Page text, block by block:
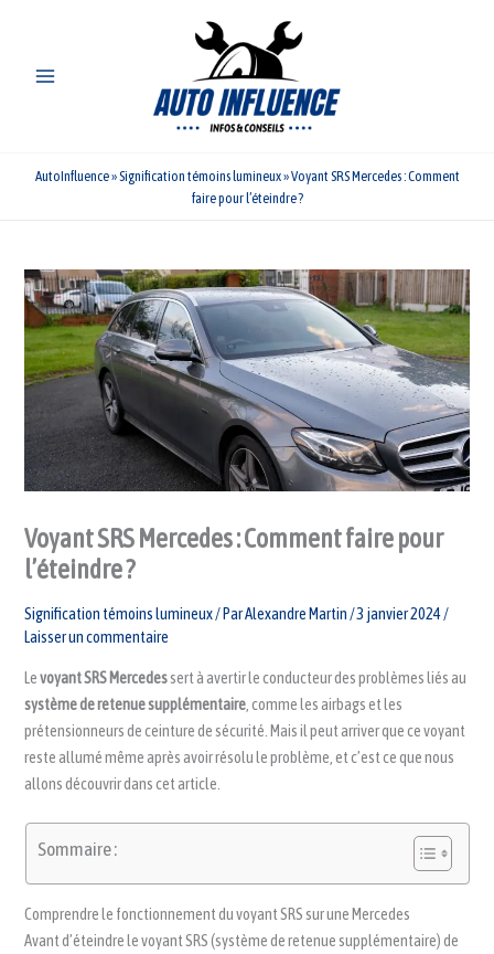
AutoInfluence»Signification témoins lumineux»Voyant SRS Mercedes : Comment
faire pour l’éteindre ?
Voyant SRS Mercedes : Comment faire pour
l’éteindre ?
Signification témoins lumineux/ ParAlexandre Martin /3 janvier 2024/
Laisser un commentaire
Levoyant SRS Mercedessert à avertir le conducteur des problèmes liés au
système de retenue supplémentaire , comme les airbags et les
prétensionneurs de ceinture de sécurité. Mais il peut arriver que ce voyant
reste allumé même après avoir résolu le problème, et c’est ce que nous
allons découvrir dans cet article.
Sommaire :
Comprendre le fonctionnement du voyant SRS sur une Mercedes
Avant d’éteindre le voyant SRS (système de retenue supplémentaire) de